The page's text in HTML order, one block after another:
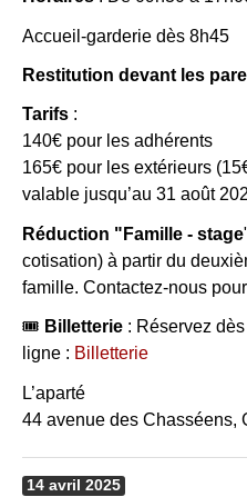
Accueil-garderie dès 8h45
Restitution devant les
Tarifs :
140€ pour les adhérents
165€ pour les extérieurs
valable jusqu’au 31 août
Réduction "Famille - stage
cotisation) à partir du
famille. Contactez-nous
🎟 Billetterie : Réservez
ligne : Billetterie
L’aparté
44 avenue des Chasséens,
14 avril 2025